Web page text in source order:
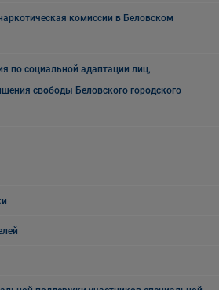
комиссии в Беловском
по социальной адаптации лиц,
свободы Беловского городского